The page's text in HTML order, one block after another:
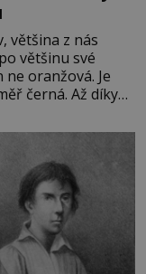
většina z nás
většinu své
oranžová. Je
černá. Až díky
představit.